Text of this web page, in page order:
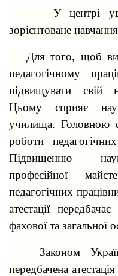
У центрі уваги
зорієнтоване
Для того, щоб
педагогічному
підвищувати свій
Цьому сприяє
училища. Головною
роботи
Підвищенню
професійної
педагогічних
атестації
фахової та загальної
Законом
передбачена